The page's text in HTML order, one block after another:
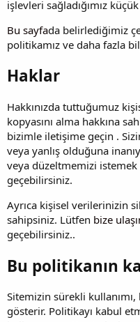
işlevleri sağladığımız
Bu sayfada belirlediğimiz
politikamız ve daha fazla
Haklar
Hakkınızda tuttuğumuz
kopyasını alma hakkına
bizimle iletişime geçin .
veya yanlış olduğuna
veya düzeltmemizi istemek
geçebilirsiniz.
Ayrıca kişisel verilerinizin
sahipsiniz. Lütfen bize
geçebilirsiniz..
Bu politikanın
Sitemizin sürekli
gösterir. Politikayı kabul